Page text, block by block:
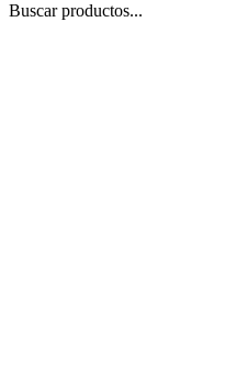
Buscar productos...